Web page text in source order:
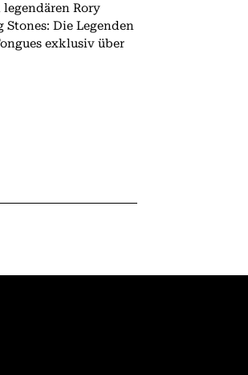
Rory
exklusiv über